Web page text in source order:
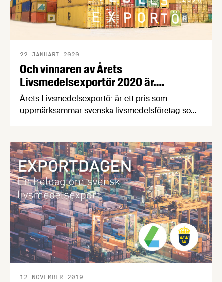
Och vinnaren av Årets
Livsmedelsexportör 2020 är….
22 JANUARI 2020
Årets Livsmedelsexportör är ett pris som
uppmärksammar svenska livsmedelsföretag som
du möjlighet att nominera företag som du anser
borde hyllas för sin export.
12 NOVEMBER 2019